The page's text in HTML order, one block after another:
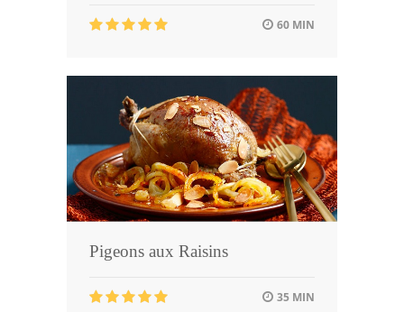
60 MIN
Pigeons aux Raisins
35 MIN